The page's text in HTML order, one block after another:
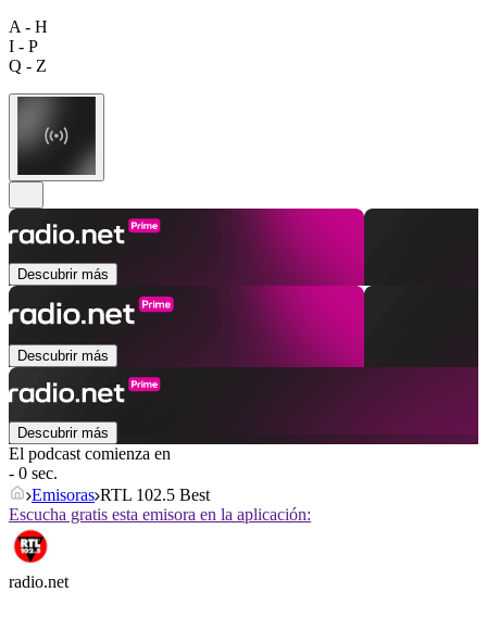
A - H
I - P
Q - Z
Descubrir más
Descubrir más
Descubrir más
El podcast comienza en
- 0 sec.
Emisoras RTL 102.5 Best
Escucha gratis esta emisora en la aplicación:
radio.net